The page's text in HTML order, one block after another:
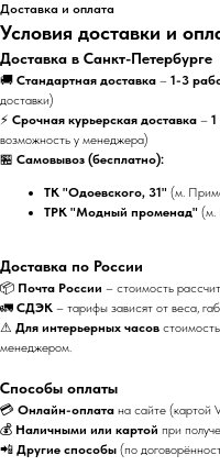
Доставка и оплата
Условия доставки и
Доставка в Санкт-Петербурге
🚚 Стандартная доставка – 1-3
доставки)
⚡ Срочная курьерская доставка –
возможность у менеджера)
🏪 Самовывоз (бесплатно):
ТК "Одоевского, 31" (м.
ТРК "Модный променад" (м.
Доставка по России
📦 Почта России – стоимость
🚛 СДЭК – тарифы зависят от веса,
⚠ Для интерьерных часов
менеджером.
Способы оплаты
💳 Онлайн-оплата на сайте
💰 Наличными или картой при
📲 Другие способы (по